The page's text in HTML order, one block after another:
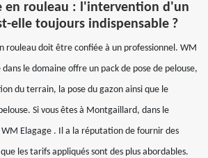
en rouleau : l'intervention d'un
elle toujours indispensable ?
rouleau doit être confiée à un professionnel. WM
le domaine offre un pack de pose de pelouse,
du terrain, la pose du gazon ainsi que le
Si vous êtes à Montgaillard, dans le
WM Elagage . Il a la réputation de fournir des
les tarifs appliqués sont des plus abordables.